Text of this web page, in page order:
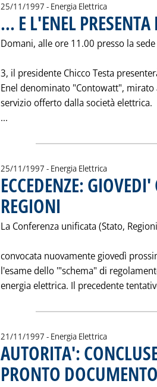
25/11/1997 - Energia Elettrica
... E L'ENEL
Domani, alle ore 11.00 presso la
3, il presidente Chicco Testa
Enel denominato "Contowatt",
servizio offerto dalla società elettrica.
...
25/11/1997 - Energia Elettrica
ECCEDENZE:
REGIONI
La Conferenza unificata (Stato,
convocata nuovamente giovedì
l'esame dello '"schema" di
energia elettrica. Il precedente
21/11/1997 - Energia Elettrica
AUTORITA':
PRONTO